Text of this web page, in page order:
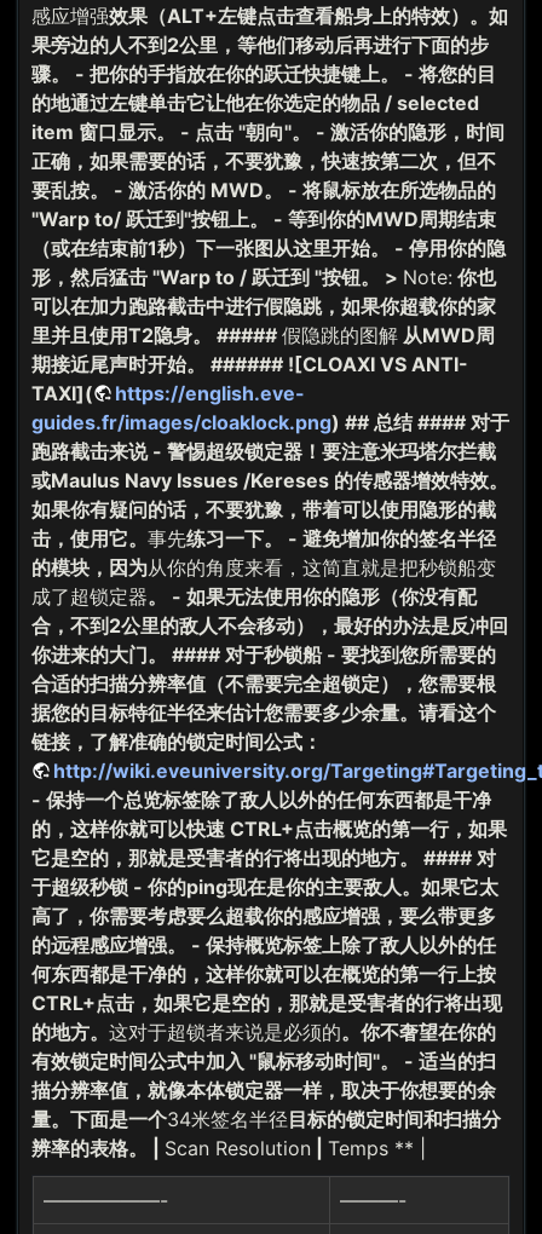
感应增强效果（ALT+左键点击查看船身上的特效）。如
果旁边的人不到2公里，等他们移动后再进行下面的步
骤。 - 把你的手指放在你的跃迁快捷键上。 - 将您的目
的地通过左键单击它让他在你选定的物品 / selected
item 窗口显示。 - 点击 "朝向"。 - 激活你的隐形，时间
正确，如果需要的话，不要犹豫，快速按第二次，但不
要乱按。 - 激活你的 MWD。 - 将鼠标放在所选物品的
"Warp to/ 跃迁到"按钮上。 - 等到你的MWD周期结束
（或在结束前1秒）下一张图从这里开始。 - 停用你的隐
形，然后猛击 "Warp to / 跃迁到 "按钮。 > Note: 你也
可以在加力跑路截击中进行假隐跳，如果你超载你的家
里并且使用T2隐身。 ##### 假隐跳的图解 从MWD周
期接近尾声时开始。 ###### ![CLOAXI VS ANTI-
TAXI](
https://english.eve-
guides.fr/images/cloaklock.png) ## 总结 #### 对于
跑路截击来说 - 警惕超级锁定器！要注意米玛塔尔拦截
或Maulus Navy Issues /Kereses 的传感器增效特效。
如果你有疑问的话，不要犹豫，带着可以使用隐形的截
击，使用它。 事先练习一下。 - 避免增加你的签名半径
的模块，因为从你的角度来看，这简直就是把秒锁船变
成了超锁定器。 - 如果无法使用你的隐形（你没有配
合，不到2公里的敌人不会移动），最好的办法是反冲回
你进来的大门。 #### 对于秒锁船 - 要找到您所需要的
合适的扫描分辨率值（不需要完全超锁定），您需要根
据您的目标特征半径来估计您需要多少余量。请看这个
链接，了解准确的锁定时间公式：
http://wiki.eveuniversity.org/
- 保持一个总览标签除了敌人以外的任何东西都是干净
的，这样你就可以快速 CTRL+点击概览的第一行，如果
它是空的，那就是受害者的行将出现的地方。 #### 对
于超级秒锁 - 你的ping现在是你的主要敌人。如果它太
高了，你需要考虑要么超载你的感应增强，要么带更多
的远程感应增强。 - 保持概览标签上除了敌人以外的任
何东西都是干净的，这样你就可以在概览的第一行上按
CTRL+点击，如果它是空的，那就是受害者的行将出现
的地方。 这对于超锁者来说是必须的。你不奢望在你的
有效锁定时间公式中加入 "鼠标移动时间"。 - 适当的扫
描分辨率值，就像本体锁定器一样，取决于你想要的余
量。下面是一个34米签名半径目标的锁定时间和扫描分
辨率的表格。 | Scan Resolution Temps ** |
——————-
———-